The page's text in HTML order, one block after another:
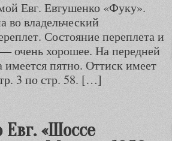
Евг. Евтушенко «Фуку».
владельческий
Состояние переплета и
очень хорошее. На передней
имеется пятно. Оттиск имеет
3 по стр. 58. […]
«Шоссе